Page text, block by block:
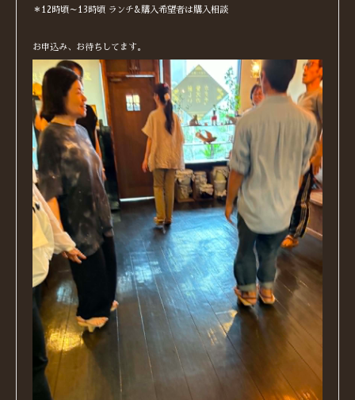
＊12時頃～13時頃 ランチ&購入希望者は購入相談
お申込み、お待ちしてます。